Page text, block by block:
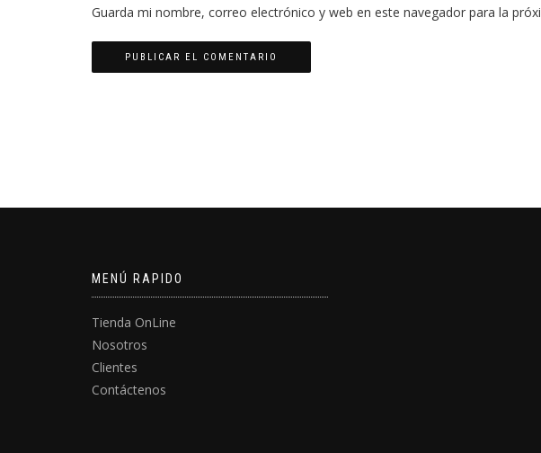
Guarda mi nombre, correo electrónico y web en este navegador para la
MENÚ RAPIDO
Tienda OnLine
Nosotros
Clientes
Contáctenos